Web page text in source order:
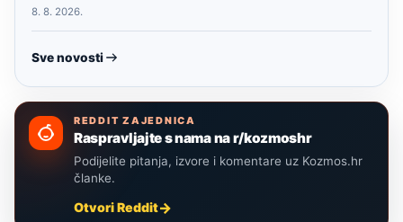
8. 8. 2026.
Sve novosti
REDDIT ZAJEDNICA
Raspravljajte s nama na r/kozmoshr
Podijelite pitanja, izvore i komentare uz Kozmos.hr
članke.
Otvori Reddit